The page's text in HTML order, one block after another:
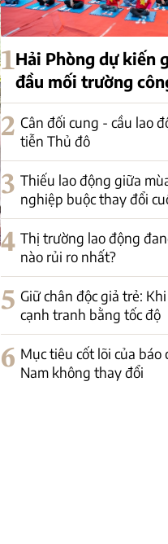
1Hải Phòng dự kiến
đầu mối trường
2 Cân đối cung - cầu lao
tiễn Thủ đô
3 Thiếu lao động giữa
nghiệp buộc thay đổi
4 Thị trường lao động
nào rủi ro nhất?
5 Giữ chân độc giả trẻ:
cạnh tranh bằng tốc độ
6 Mục tiêu cốt lõi của báo
Nam không thay đổi